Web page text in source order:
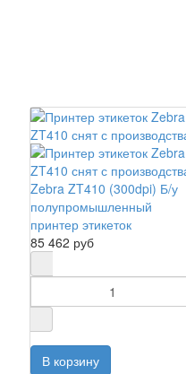
Zebra ZT410 (300dpi) Б/у
полупромышленный
принтер этикеток
85 462 руб